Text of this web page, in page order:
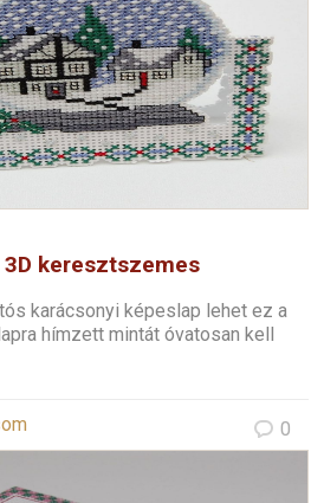
keresztszemes
karácsonyi képeslap lehet ez a
hímzett mintát óvatosan kell
0